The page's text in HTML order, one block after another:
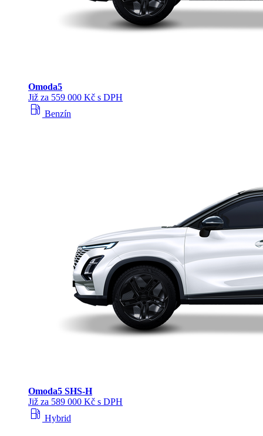
Omoda5
Již za 559 000 Kč s DPH
local_gas_station Benzín
Omoda5 SHS‑H
Již za 589 000 Kč s DPH
local_gas_station Hybrid